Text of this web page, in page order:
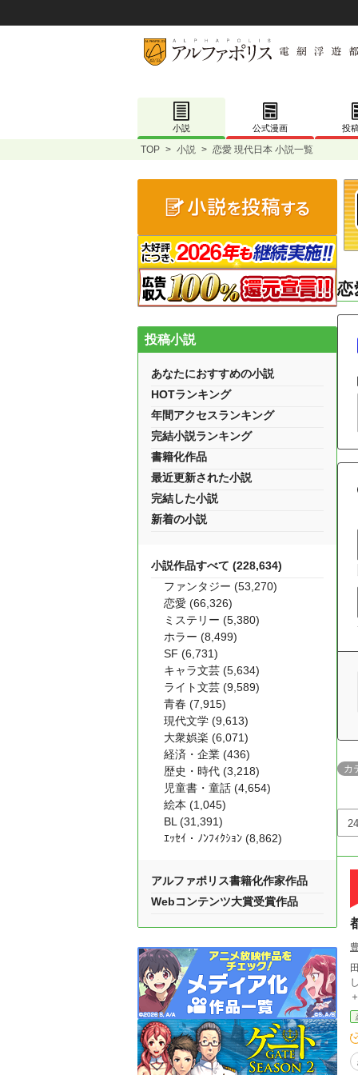
小説 公式漫画 投
TOP > 小説 > 恋愛 現代日本 小説一覧
恋
カ
し
投稿小説
あなたにおすすめの小説
HOTランキング
年間アクセスランキング
完結小説ランキング
書籍化作品
最近更新された小説
完結した小説
新着の小説
小説作品すべて (228,634)
ファンタジー (53,270)
恋愛 (66,326)
ミステリー (5,380)
ホラー (8,499)
SF (6,731)
キャラ文芸 (5,634)
ライト文芸 (9,589)
青春 (7,915)
現代文学 (9,613)
大衆娯楽 (6,071)
経済・企業 (436)
歴史・時代 (3,218)
児童書・童話 (4,654)
絵本 (1,045)
BL (31,391)
ｴｯｾｲ・ﾉﾝﾌｨｸｼｮﾝ (8,862)
アルファポリス書籍化作家作品
Webコンテンツ大賞受賞作品